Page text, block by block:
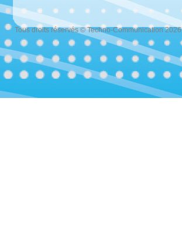
Tous droits réservés © Techno-Communication 2026